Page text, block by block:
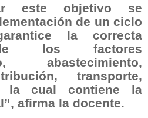
este objetivo se
de un ciclo
la correcta
los factores
abastecimiento,
transporte,
la cual contiene la
afirma la docente.